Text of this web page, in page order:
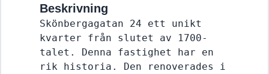
Beskrivning
Skönbergagatan 24 ett unikt
kvarter från slutet av 1700-
talet. Denna fastighet har en
rik historia. Den renoverades i